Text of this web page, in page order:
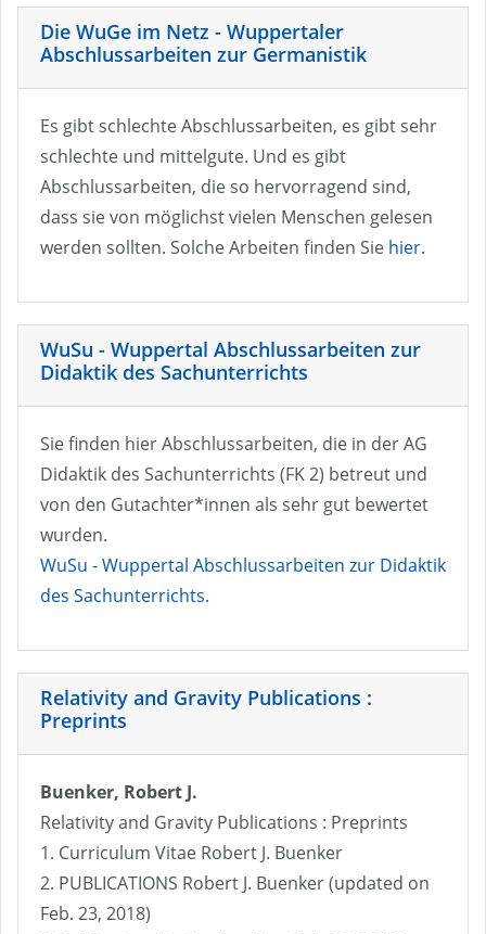
Die WuGe im Netz - Wuppertaler
Abschlussarbeiten zur Germanistik
Es gibt schlechte Abschlussarbeiten, es gibt sehr
schlechte und mittelgute. Und es gibt
Abschlussarbeiten, die so hervorragend sind,
dass sie von möglichst vielen Menschen gelesen
werden sollten. Solche Arbeiten finden Sie hier.
WuSu - Wuppertal Abschlussarbeiten zur
Didaktik des Sachunterrichts
Sie finden hier Abschlussarbeiten, die in der AG
Didaktik des Sachunterrichts (FK 2) betreut und
von den Gutachter*innen als sehr gut bewertet
wurden.
WuSu - Wuppertal Abschlussarbeiten zur Didaktik
des Sachunterrichts.
Relativity and Gravity Publications :
Preprints
Buenker, Robert J.
Relativity and Gravity Publications : Preprints
1. Curriculum Vitae Robert J. Buenker
2. PUBLICATIONS Robert J. Buenker (updated on
Feb. 23, 2018)